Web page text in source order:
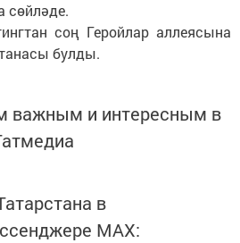
сөйләде.
соң Геройлар аллеясына
булды.
важным и интересным в
в
MАХ: